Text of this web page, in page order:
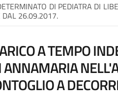
DI PEDIATRA DI
DAL 26.09.2017.
A TEMPO
A